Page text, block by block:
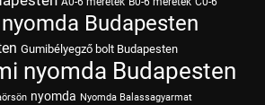
Budapesten
Gumibélyegző bolt Budapesten
nyomda Budapesten
nyomda Nyomda Balassagyarmat